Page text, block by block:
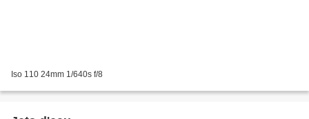
Iso 110 24mm 1/640s f/8